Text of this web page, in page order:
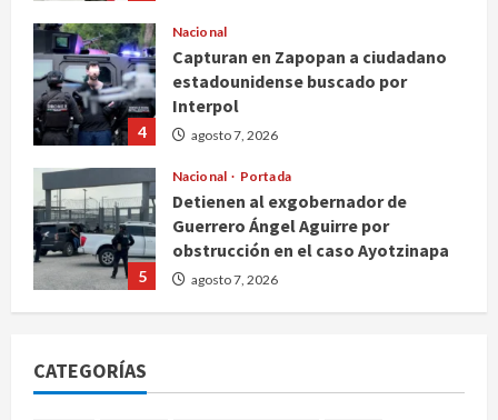
4
Nacional
Capturan en Zapopan a ciudadano
estadounidense buscado por
Interpol
agosto 7, 2026
5
Nacional Portada
Detienen al exgobernador de
Guerrero Ángel Aguirre por
obstrucción en el caso Ayotzinapa
agosto 7, 2026
Tierra Caliente
CATEGORÍAS